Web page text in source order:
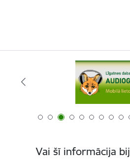
Vai šī informācija